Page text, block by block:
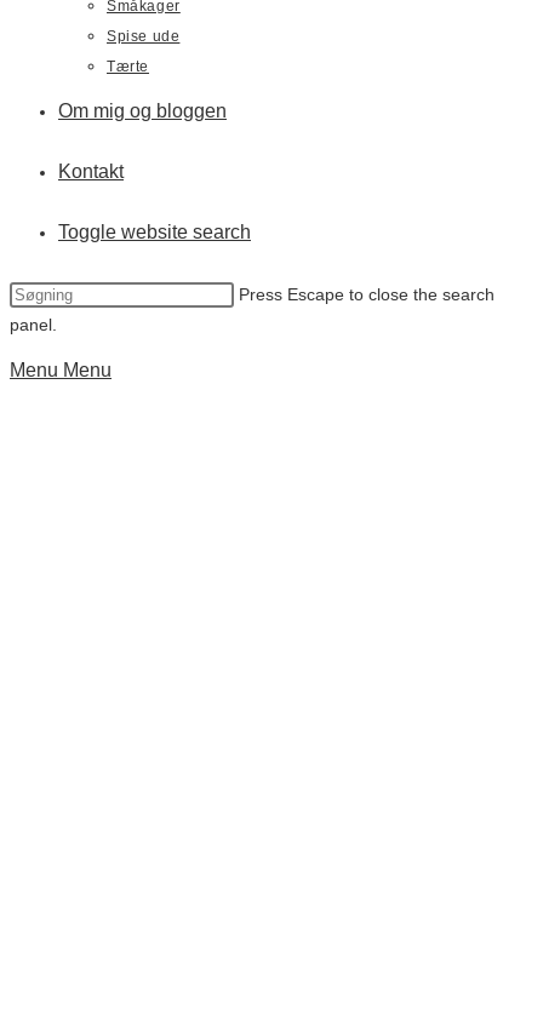
Småkager
Spise ude
Tærte
Om mig og bloggen
Kontakt
Toggle website search
Press Escape to close the search
panel.
Menu Menu